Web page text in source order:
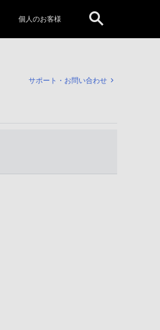
個人のお客様
サポート・お問い合わせ